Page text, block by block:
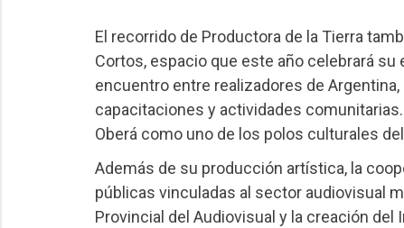
El recorrido de Productora de la Tierra
Cortos, espacio que este año celebrará
encuentro entre realizadores de
capacitaciones y actividades
Oberá como uno de los polos culturales
Además de su producción artística, la
públicas vinculadas al sector audiovisual
Provincial del Audiovisual y la creación